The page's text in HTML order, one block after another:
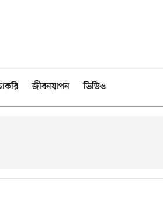
জীবনযাপন ভিডিও